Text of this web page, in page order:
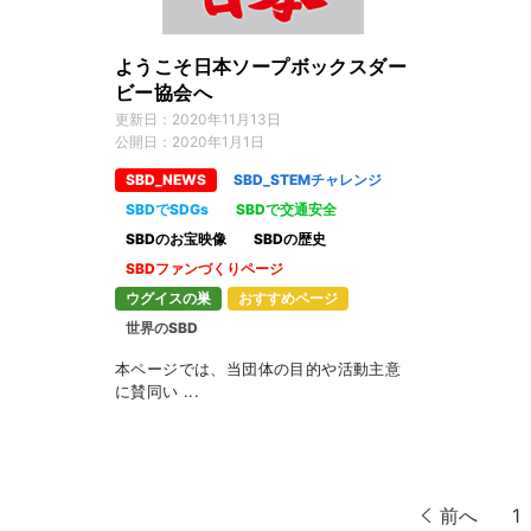
ようこそ日本ソープボックスダー
ビー協会へ
更新日： 2020年11月13日
公開日： 2020年1月1日
SBD_NEWS
SBD_STEMチャレンジ
SBDでSDGs
SBDで交通安全
SBDのお宝映像
SBDの歴史
SBDファンづくりページ
ウグイスの巣
おすすめページ
世界のSBD
本ページでは、当団体の目的や活動主意
に賛同い ...
前へ 1